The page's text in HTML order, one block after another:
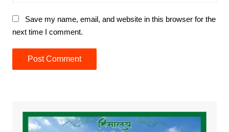
Save my name, email, and website in this browser for the
next time I comment.